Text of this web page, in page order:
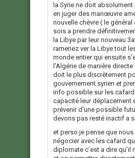
la Syrie ne doit
en juger des manœuvre
nouvelle chèvre ( le
sois a prendre
la Libye par leur nouveau
ramenez ver la Libye tout
monde entier qui ensuite
l’Algérie de manière
doit le plus discrètement
gouvernement syrien et
info possible sur les
capacité leur déplacement
prévenir d’une possible
devons pas resté inactif a
et perso je pense que
négocier avec les cafard
diplomate c’est a dire qu’il